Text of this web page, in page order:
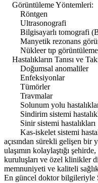
Görüntüleme Yöntemleri:
Röntgen
Ultrasonografi
Bilgisayarlı tomografi
Manyetik rezonans
Nükleer tıp
Hastalıkların Tanısı ve
Doğumsal anomaliler
Enfeksiyonlar
Tümörler
Travmalar
Solunum yolu
Sindirim sistemi
Sinir sistemi hastalıkları
Kas-iskelet sistemi
açısından sürekli gelişen bir
ulaşımın kolaylaştığı
kuruluşları ve özel klinikler
memnuniyeti ve kaliteli
En güncel doktor bilgileriyle